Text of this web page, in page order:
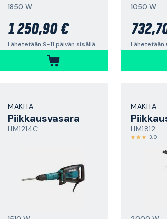
1850 W
1 250,90 €
Lähetetään 9-11 päivän sisällä
1050 W
Lähetetään
MAKITA
Piikkausvasara
HM1214C
MAKITA
HM1812
3,0